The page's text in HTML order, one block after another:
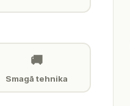
🚚
Smagā tehnika